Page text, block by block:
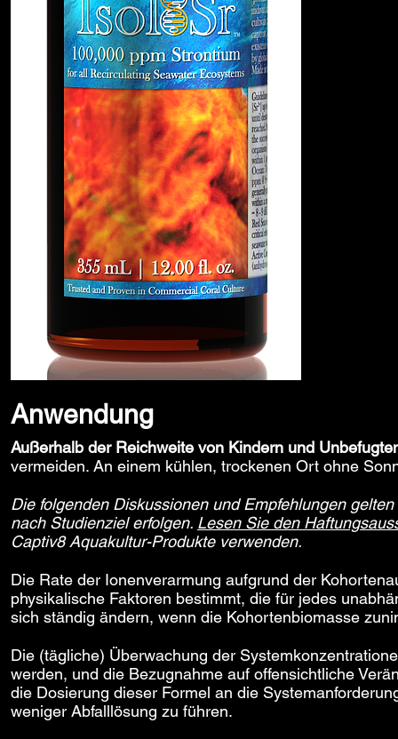
Anwendung
Außerhalb der Reichweite von Kindern und
vermeiden. An einem kühlen, trockenen Ort ohne
Die folgenden Diskussionen und Empfehlungen
nach Studienziel erfolgen. Lesen Sie den
Captiv8 Aquakultur-Produkte verwenden.
Die Rate der Ionenverarmung aufgrund der
physikalische Faktoren bestimmt, die für jedes
sich ständig ändern, wenn die Kohortenbiomasse
Die (tägliche) Überwachung der
werden, und die Bezugnahme auf offensichtliche
die Dosierung dieser Formel an die
weniger Abfalllösung zu führen.